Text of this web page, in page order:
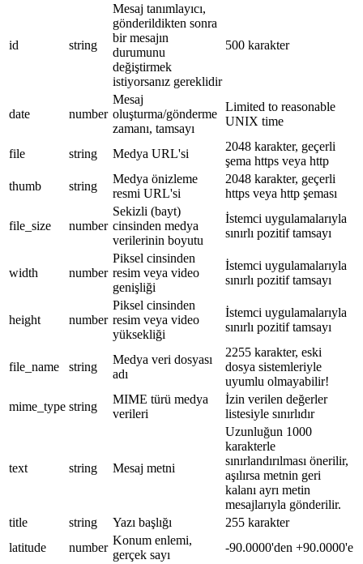
id string
Mesaj tanımlayıcı,
gönderildikten sonra
bir mesajın
durumunu
değiştirmek
istiyorsanız gereklidir
500 karakter
date number
Mesaj
oluşturma/gönderme
zamanı, tamsayı
Limited to reasonable
UNIX time
file string Medya URL'si
2048 karakter, geçerli
şema https veya http
thumb
string
Medya önizleme
resmi URL'si
2048 karakter, geçerli
https veya http şeması
file_size number
Sekizli (bayt)
cinsinden medya
verilerinin boyutu
İstemci uygulamalarıyla
sınırlı pozitif tamsayı
width number
Piksel cinsinden
resim veya video
genişliği
İstemci uygulamalarıyla
sınırlı pozitif tamsayı
height number
Piksel cinsinden
resim veya video
yüksekliği
İstemci uygulamalarıyla
sınırlı pozitif tamsayı
file_name string
Medya veri dosyası
adı
2255 karakter, eski
dosya sistemleriyle
uyumlu olmayabilir!
mime_type string
MIME türü medya
verileri
İzin verilen değerler
listesiyle sınırlıdır
text string Mesaj metni
Uzunluğun 1000
karakterle
sınırlandırılması önerilir,
aşılırsa metnin geri
kalanı ayrı metin
mesajlarıyla gönderilir.
title
string Yazı başlığı
255 karakter
latitude
number
Konum enlemi,
gerçek sayı
-90.0000'den +90.0000'e